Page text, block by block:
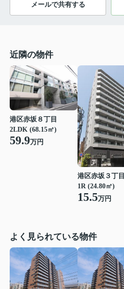
メールで共有する
近隣の物件
港区赤坂８丁目
2LDK (68.15㎡)
59.9万円
港区赤坂３丁目
1R (24.80㎡)
15.5万円
よく見られている物件